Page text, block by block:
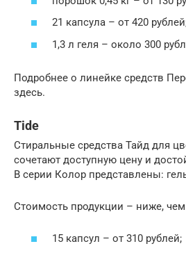
21 капсула – от 420
1,3 л геля – около 300
Подробнее о линейке средств
здесь.
Tide
Стиральные средства Тайд для
сочетают доступную цену и
В серии Колор представлены:
Стоимость продукции – ниже,
15 капсул – от 310 рублей;